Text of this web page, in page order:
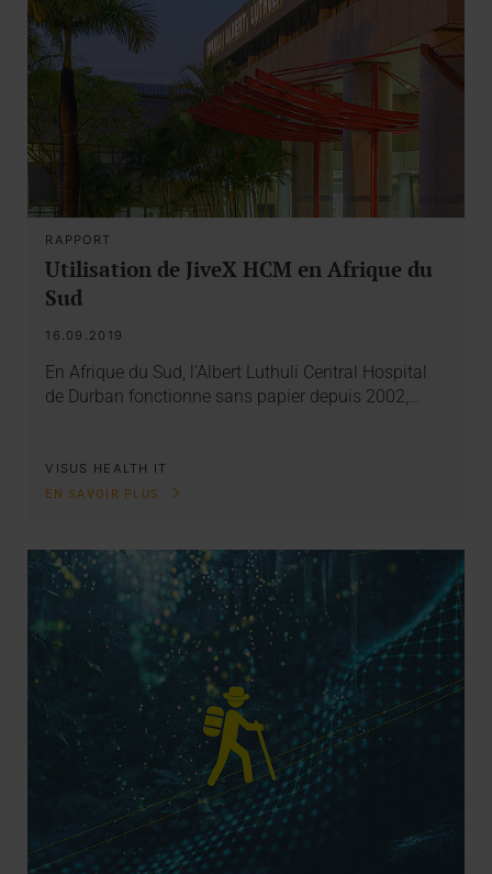
RAPPORT
Utilisation de JiveX HCM en Afrique du
Sud
16.09.2019
En Afrique du Sud, l’Albert Luthuli Central Hospital
de Durban fonctionne sans papier depuis 2002,…
VISUS HEALTH IT
EN SAVOIR PLUS